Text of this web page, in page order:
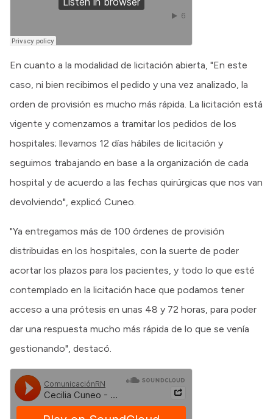
En cuanto a la modalidad de licitación abierta, "En este
caso, ni bien recibimos el pedido y una vez analizado, la
orden de provisión es mucho más rápida. La licitación está
vigente y comenzamos a tramitar los pedidos de los
hospitales; llevamos 12 días hábiles de licitación y
seguimos trabajando en base a la organización de cada
hospital y de acuerdo a las fechas quirúrgicas que nos van
devolviendo", explicó Cuneo.
"Ya entregamos más de 100 órdenes de provisión
distribuidas en los hospitales, con la suerte de poder
acortar los plazos para los pacientes, y todo lo que esté
contemplado en la licitación hace que podamos tener
acceso a una prótesis en unas 48 y 72 horas, para poder
dar una respuesta mucho más rápida de lo que se venía
gestionando", destacó.